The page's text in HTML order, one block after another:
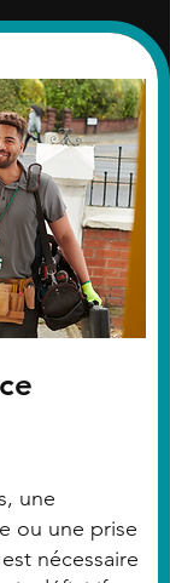
une
ou une prise
nécessaire